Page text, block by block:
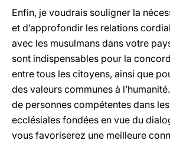
Enfin, je voudrais souligner la
et d’approfondir les relations
avec les musulmans dans votre
sont indispensables pour la
entre tous les citoyens, ainsi que
des valeurs communes à
de personnes compétentes dans
ecclésiales fondées en vue du
vous favoriserez une meilleure